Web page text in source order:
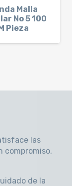
Malla
No 5 100
Pieza
las
compromiso,
de la